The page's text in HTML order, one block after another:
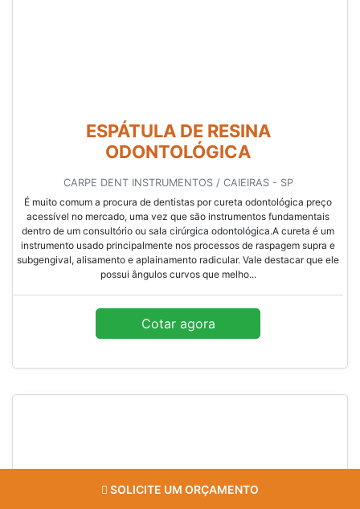
ESPÁTULA DE RESINA
ODONTOLÓGICA
CARPE DENT INSTRUMENTOS / CAIEIRAS - SP
É muito comum a procura de dentistas por cureta odontológica preço
acessível no mercado, uma vez que são instrumentos fundamentais
dentro de um consultório ou sala cirúrgica odontológica.A cureta é um
instrumento usado principalmente nos processos de raspagem supra e
subgengival, alisamento e aplainamento radicular. Vale destacar que ele
possui ângulos curvos que melho...
Cotar agora
SOLICITE UM ORÇAMENTO